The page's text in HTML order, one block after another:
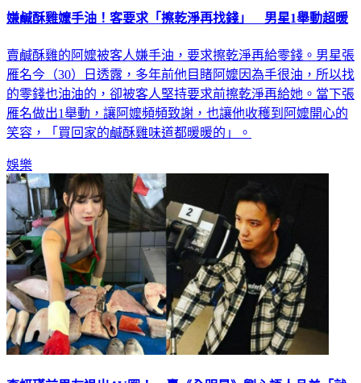
嫌鹹酥雞嬤手油！客要求「擦乾淨再找錢」 男星1舉動超暖
賣鹹酥雞的阿嬤被客人嫌手油，要求擦乾淨再給零錢。男星張
雁名今（30）日透露，多年前他目睹阿嬤因為手很油，所以找
的零錢也油油的，卻被客人堅持要求前擦乾淨再給她。當下張
雁名做出1舉動，讓阿嬤頻頻致謝，也讓他收穫到阿嬤開心的
笑容，「買回家的鹹酥雞味道都暖暖的」。
娛樂